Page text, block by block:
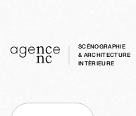
SCÉNOGRAPHIE
& ARCHITECTURE
INTÈRIEURE